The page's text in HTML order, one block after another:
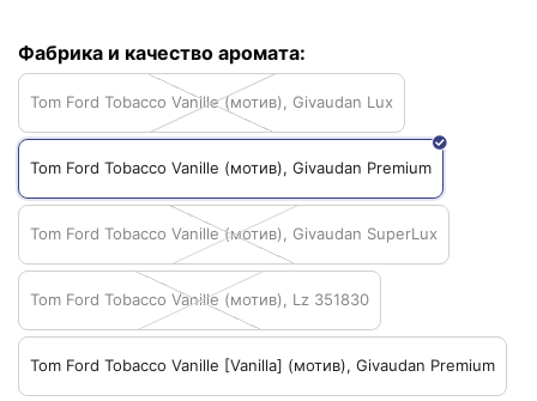
Фабрика и качество аромата:
Tom Ford Tobacco Vanille (мотив), Givaudan Lux
Tom Ford Tobacco Vanille (мотив), Givaudan Premium
Tom Ford Tobacco Vanille (мотив), Givaudan SuperLux
Tom Ford Tobacco Vanille (мотив), Lz 351830
Tom Ford Tobacco Vanille [Vanilla] (мотив), Givaudan Premium